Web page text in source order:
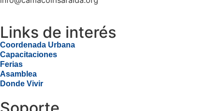
Links de interés
Coordenada Urbana
Capacitaciones
Ferias
Asamblea
Donde Vivir